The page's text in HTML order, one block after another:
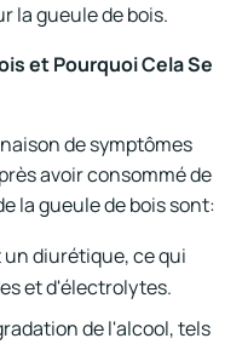
la gueule de bois.
et Pourquoi Cela Se
de symptômes
avoir consommé de
la gueule de bois sont:
un diurétique, ce qui
et d'électrolytes.
de l'alcool, tels